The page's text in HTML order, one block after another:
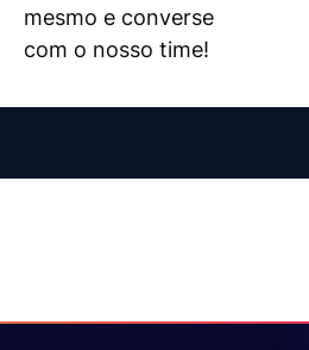
mesmo e converse
com o nosso time!